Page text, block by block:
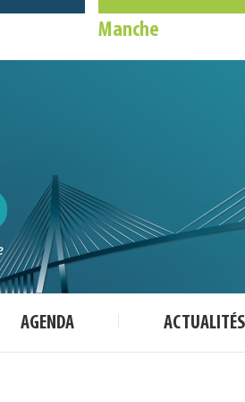
Manche
AGENDA ACTUALITÉS